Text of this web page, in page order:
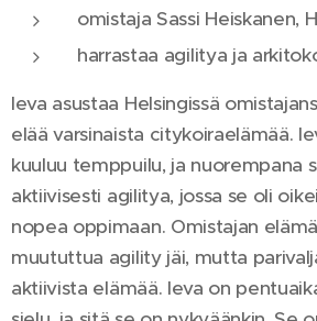
omistaja Sassi Heiskanen,
harrastaa agilitya ja
Ieva asustaa Helsingissä
elää varsinaista citykoiraelämää.
kuuluu temppuilu, ja nuorempana
aktiivisesti agilitya, jossa se oli
nopea oppimaan. Omistajan
muututtua agility jäi, mutta
aktiivista elämää. Ieva on